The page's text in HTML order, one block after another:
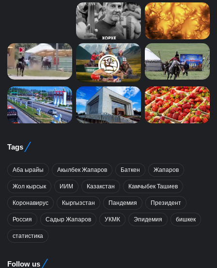
Tags
Аба ырайы Акылбек Жапаров Баткен Жапаров
Жол кырсык ИИМ Казакстан Камчыбек Ташиев
Коронавирус Кыргызстан Пандемия Президент
Россия Садыр Жапаров УКМК Эпидемия бишкек
статистика
Follow us